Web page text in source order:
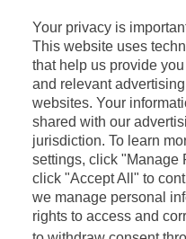
Your privacy is
This website uses
that help us provide
and relevant
websites. Your
shared with our
jurisdiction. To learn
settings, click "Manage
click "Accept All" to
we manage personal
rights to access and
CACAHUÈTES
PLAISIR